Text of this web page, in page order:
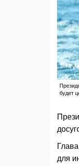
будет
для